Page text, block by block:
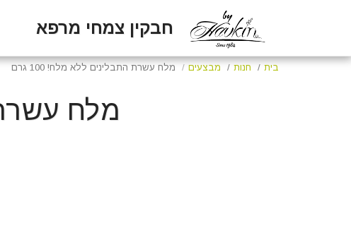
חבקין צמחי מרפא
בית חנות מבצעים מלח עשרת התבלינים ללא מלח! 100 גרם
מלח עשרת